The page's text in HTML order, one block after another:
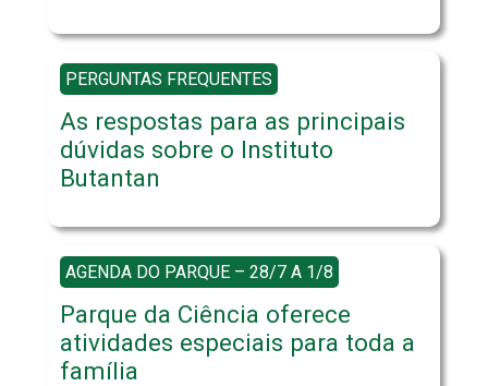
PERGUNTAS FREQUENTES
As respostas para as principais
dúvidas sobre o Instituto
Butantan
AGENDA DO PARQUE – 28/7 A 1/8
Parque da Ciência oferece
atividades especiais para toda a
família